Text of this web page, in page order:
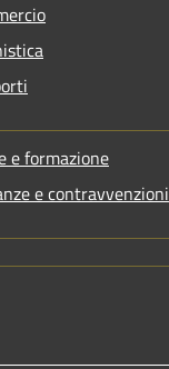
e formazione
e contravvenzioni